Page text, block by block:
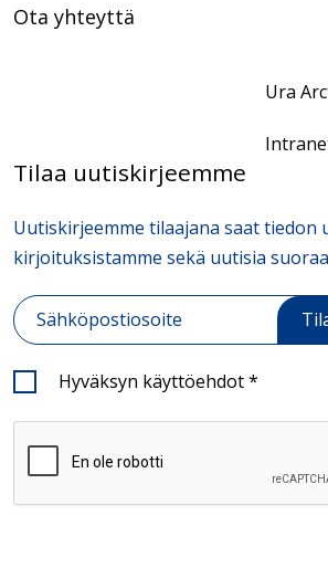
Ota yhteyttä
Ura
Tilaa uutiskirjeemme
Uutiskirjeemme tilaajana saat tiedon
kirjoituksistamme sekä uutisia
Sähköposti *
Hyväksyn käyttöehdot*